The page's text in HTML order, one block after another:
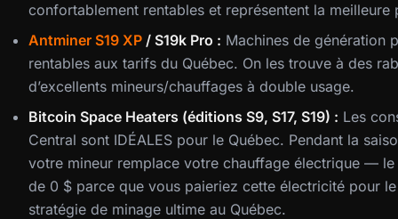
confortablement rentables et représentent la
Antminer S19 XP / S19k Pro : Machines de génération
rentables aux tarifs du Québec. On les trouve à des
d’excellents mineurs/chauffages à double usage.
Bitcoin Space Heaters (éditions S9, S17, S19) : Les
Central sont IDÉALES pour le Québec. Pendant la
votre mineur remplace votre chauffage électrique —
de 0 $ parce que vous paieriez cette électricité pour
stratégie de minage ultime au Québec.